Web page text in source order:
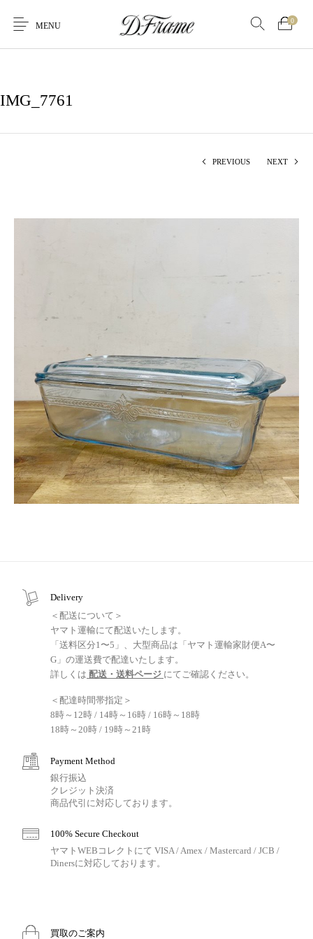
MENU
0
IMG_7761
PREVIOUS NEXT
Delivery
＜配送について＞
ヤマト運輸にて配送いたします。
「送料区分1〜5」、大型商品は「ヤマト運輸家財便A〜
G」の運送費で配達いたします。
詳しくは 配送・送料ページ にてご確認ください。
＜配達時間帯指定＞
8時～12時 / 14時～16時 / 16時～18時
18時～20時 / 19時～21時
Payment Method
銀行振込
クレジット決済
商品代引に対応しております。
100% Secure Checkout
ヤマトWEBコレクトにて VISA / Amex / Mastercard / JCB /
Dinersに対応しております。
買取のご案内